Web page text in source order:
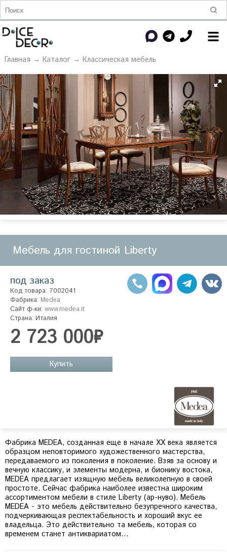
Главная → Каталог→ Классическая мебель
Мебель для гостиной Liberty
под заказ
Код товара: 7002041
Фабрика: Medea
Сайт ф-ки: www.medea.it
Страна: Италия
2 723 000₽
Купить
Фабрика MEDEA, созданная еще в начале ХХ века является
образцом неповторимого художественного мастерства,
передаваемого из поколения в поколение. Взяв за основу и
вечную классику, и элементы модерна, и бионику востока,
MEDEA предлагает изящную мебель великолепную в своей
простоте. Сейчас фабрика наиболее известна широким
ассортиментом мебели в стиле Liberty (ар-нуво). Мебель
MEDEA - это мебель действительно безупречного качества,
подчеркивающая респектабельность и хороший вкус ее
владельца. Это действительно та мебель, которая со
временем станет антиквариатом…